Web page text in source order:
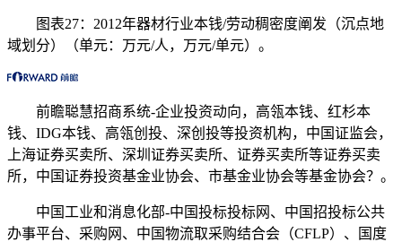
图表27：2012年器材行业本钱/劳动稠密度阐发（沉点地
域划分）（单元：万元/人，万元/单元）。
前瞻聪慧招商系统-企业投资动向，高瓴本钱、红杉本
钱、IDG本钱、高瓴创投、深创投等投资机构，中国证监会，
上海证券买卖所、深圳证券买卖所、证券买卖所等证券买卖
所，中国证券投资基金业协会、市基金业协会等基金协会？。
中国工业和消息化部-中国投标投标网、中国招投标公共
办事平台、采购网、中国物流取采购结合会（CFLP）、国度